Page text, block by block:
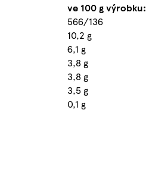
ve 100 g výrobku:
566/136
10,2 g
6,1 g
3,8 g
3,8 g
3,5 g
0,1 g